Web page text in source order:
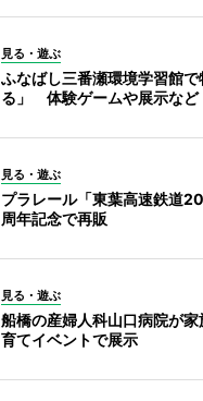
見る・遊ぶ
ふなばし三番瀬環境学習館
る」 体験ゲームや展示など
見る・遊ぶ
プラレール「東葉高速鉄道
周年記念で再販
見る・遊ぶ
船橋の産婦人科山口病院が
育てイベントで展示